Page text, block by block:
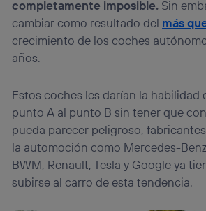
completamente imposible. Sin
cambiar como resultado del más
crecimiento de los coches
años.
Estos coches les darían la habilidad
punto A al punto B sin tener que
pueda parecer peligroso,
la automoción como Mercedes-
BWM, Renault, Tesla y Google ya
subirse al carro de esta tendencia.
Puedes gestionar los consentimientos
“Administrar Utiq” en la parte inferior de
visitando el portal de privacidad de
(“consenthub”)